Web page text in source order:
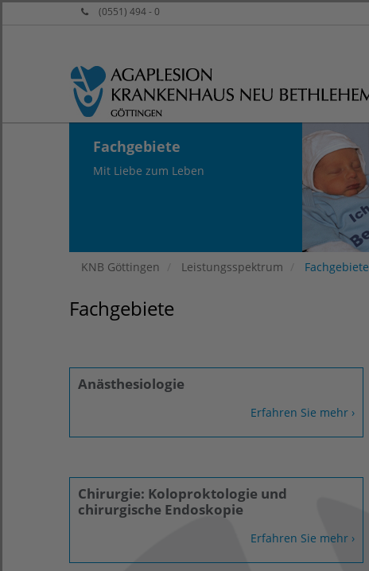
(0551) 494 - 0
Fachgebiete
Mit Liebe zum Leben
KNB Göttingen Leistungsspektrum Fachgebiete
Fachgebiete
Anästhesiologie
Erfahren Sie mehr ›
Chirurgie: Koloproktologie und
chirurgische Endoskopie
Erfahren Sie mehr ›